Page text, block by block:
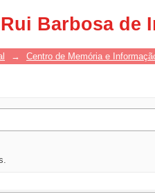
Barbosa de
→ Centro de Memória e